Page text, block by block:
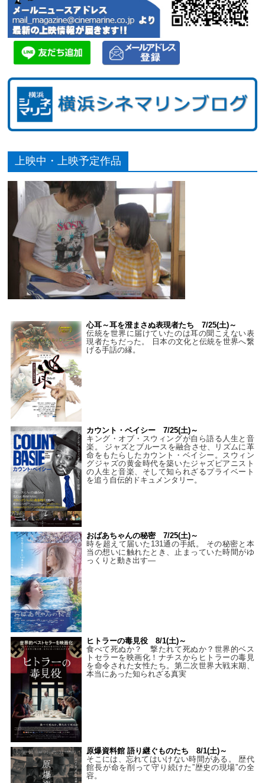
上映中・上映予定作品
心耳～耳を澄まさぬ表現者たち 7/25(土)～
伝統を世界に届けていたのは耳の聞こえない表
現者たちだった。 日本の文化と伝統を世界へ繋
げる手話の縁。
カウント・ベイシー 7/25(土)～
キング・オブ・スウィングが自ら語る人生と音
楽。 ジャズとブルースを融合させ、リズムに革
命をもたらしたカウント・ベイシー。スウィン
グジャズの黄金時代を築いたジャズピアニスト
の人生と音楽、そして知られざるプライベート
を追う自伝的ドキュメンタリー。
おばあちゃんの秘密 7/25(土)～
時を超えて届いた131通の手紙。 その秘密と本
当の想いに触れたとき、止まっていた時間がゆ
っくりと動き出す―
ヒトラーの毒見役 8/1(土)～
食べて死ぬか？ 撃たれて死ぬか？世界的ベス
トセラーを映画化！ナチスからヒトラーの毒見
を命令された女性たち。第二次世界大戦末期、
本当にあった知られざる真実
原爆資料館 語り継ぐものたち 8/1(土)～
そこには、忘れてはいけない時間がある。 歴代
館長が命を削って守り続けた”歴史の現場”の全
容。